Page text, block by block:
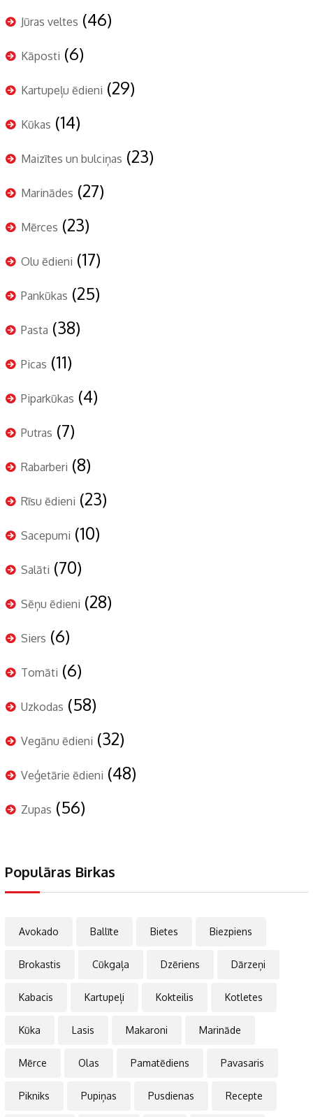
Jūras veltes (46)
Kāposti (6)
Kartupeļu ēdieni (29)
Kūkas (14)
Maizītes un bulciņas (23)
Marinādes (27)
Mērces (23)
Olu ēdieni (17)
Pankūkas (25)
Pasta (38)
Picas (11)
Piparkūkas (4)
Putras (7)
Rabarberi (8)
Rīsu ēdieni (23)
Sacepumi (10)
Salāti (70)
Sēņu ēdieni (28)
Siers (6)
Tomāti (6)
Uzkodas (58)
Vegānu ēdieni (32)
Veģetārie ēdieni (48)
Zupas (56)
Populāras Birkas
Avokado Ballīte Bietes Biezpiens
Brokastis Cūkgaļa Dzēriens Dārzeņi
Kabacis Kartupeļi Kokteilis Kotletes
Kūka Lasis Makaroni Marināde
Mērce Olas Pamatēdiens Pavasaris
Pikniks Pupiņas Pusdienas Recepte